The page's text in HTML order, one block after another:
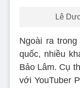
Lê
Ngoài ra
quốc, nhiều
Bảo Lâm. Cụ
với YouTuber